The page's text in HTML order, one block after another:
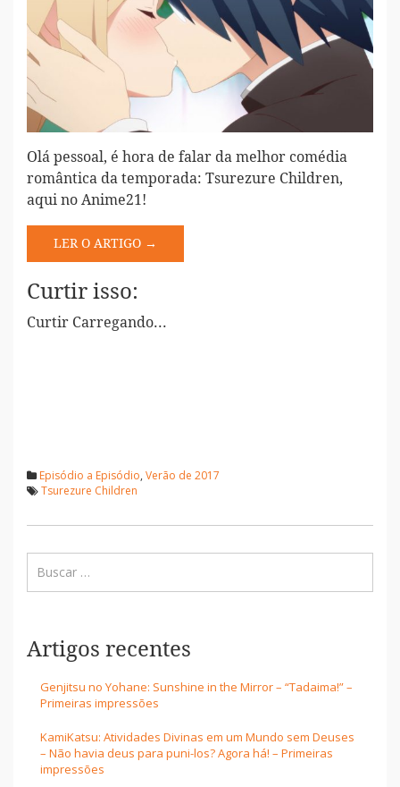
Olá pessoal, é hora de falar da melhor comédia
romântica da temporada: Tsurezure Children,
aqui no Anime21!
LER O ARTIGO →
Curtir isso:
Curtir Carregando...
Episódio a Episódio, Verão de 2017
Tsurezure Children
Artigos recentes
Genjitsu no Yohane: Sunshine in the Mirror – “Tadaima!” –
Primeiras impressões
KamiKatsu: Atividades Divinas em um Mundo sem Deuses
– Não havia deus para puni-los? Agora há! – Primeiras
impressões